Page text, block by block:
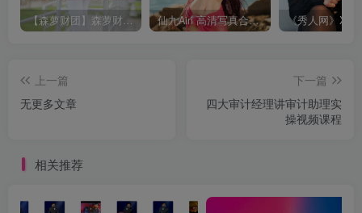
【森萝财团】森萝财团系列福利原版无水印合集下载[与本站内容同步更新] 仙九Airi 高清写真合集[持续更新]
上一篇
无更多文章
下一篇
四大审计经理讲审计助理实
操视频课程
相关推荐